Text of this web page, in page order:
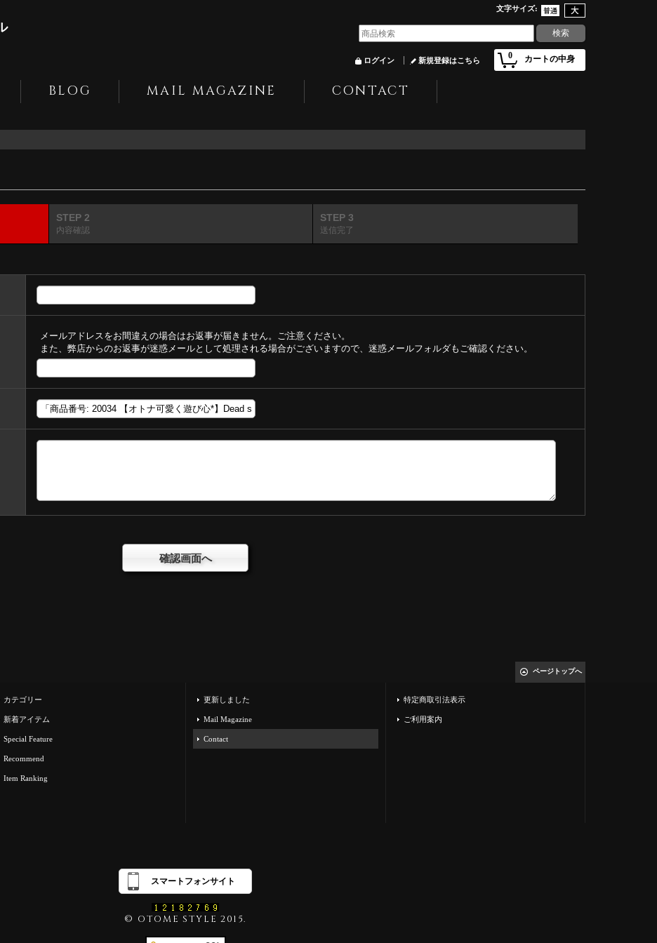
文字サイズ:
0 カートの中身
ログイン 新規登録はこちら
BLOG MAIL MAGAZINE CONTACT
STEP 2
内容確認
STEP 3
送信完了
メールアドレスをお間違えの場合はお返事が届きません。ご注意ください。
また、弊店からのお返事が迷惑メールとして処理される場合がございますので、迷惑メールフォルダもご確認ください。
ページトップへ
カテゴリー
新着アイテム
Special Feature
Recommend
Item Ranking
更新しました
Mail Magazine
Contact
特定商取引法表示
ご利用案内
スマートフォンサイト
© OTOME STYLE 2015.